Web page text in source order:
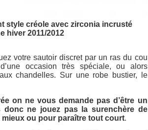
style créole avec zirconia incrusté
hiver 2011/2012
votre sautoir discret par un ras du cou
occasion très spéciale, ou alors
chandelles. Sur une robe bustier, le
on ne vous demande pas d’être un
donc ne jouez pas la surenchère de
ou pour paraître tout court.